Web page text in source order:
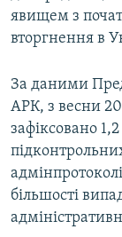
явищем з
вторгнення в
За даними
АРК, з весни
зафіксовано
більшості